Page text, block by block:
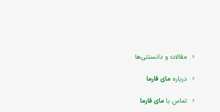
مقالات و دانستنی‌ها
درباره مای فارما
تماس با مای فارما